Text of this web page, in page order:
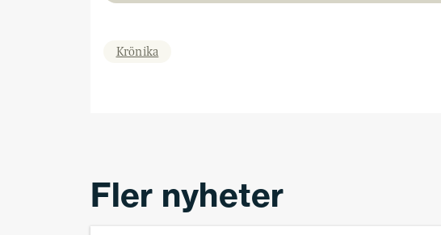
Krönika
Fler nyheter